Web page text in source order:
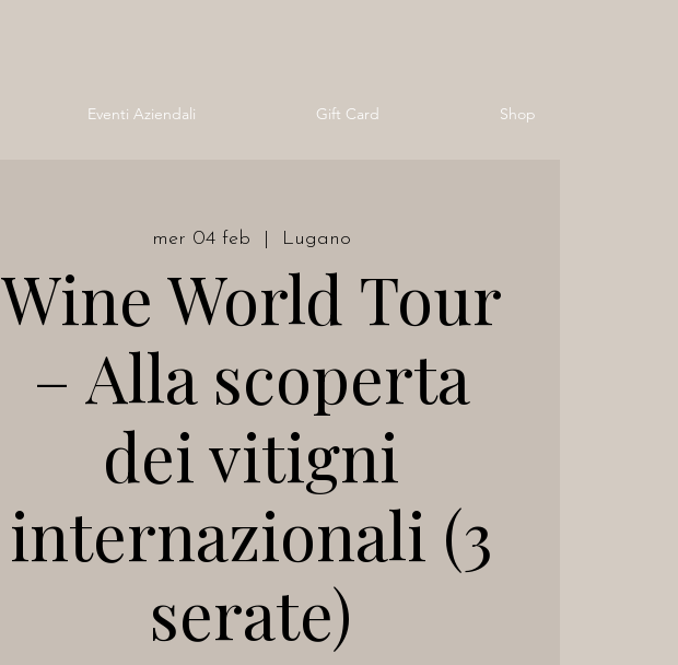
Eventi Aziendali Gift Card Shop
mer 04 feb Lugano
Wine World Tour
– Alla scoperta
dei vitigni
internazionali (3
serate)